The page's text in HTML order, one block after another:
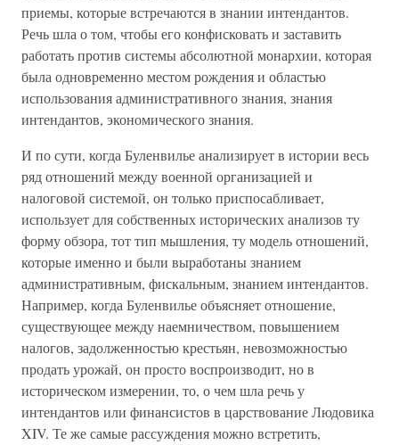
приемы, которые встречаются в знании интендантов.
Речь шла о том, чтобы его конфисковать и заставить
работать против системы абсолютной монархии, которая
была одновременно местом рождения и областью
использования административного знания, знания
интендантов, экономического знания.
И по сути, когда Буленвилье анализирует в истории весь
ряд отношений между военной организацией и
налоговой системой, он только приспосабливает,
использует для собственных исторических анализов ту
форму обзора, тот тип мышления, ту модель отношений,
которые именно и были выработаны знанием
административным, фискальным, знанием интендантов.
Например, когда Буленвилье объясняет отношение,
существующее между наемничеством, повышением
налогов, задолженностью крестьян, невозможностью
продать урожай, он просто воспроизводит, но в
историческом измерении, то, о чем шла речь у
интендантов или финансистов в царствование Людовика
XIV. Те же самые рассуждения можно встретить,